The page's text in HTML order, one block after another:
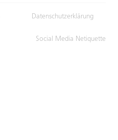
Datenschutzerklärung
Social Media Netiquette